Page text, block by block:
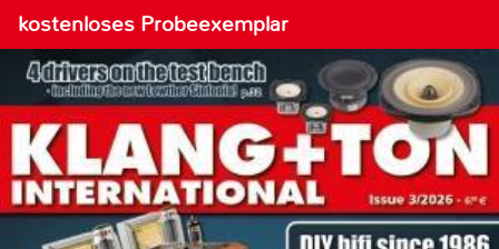
kostenloses Probeexemplar